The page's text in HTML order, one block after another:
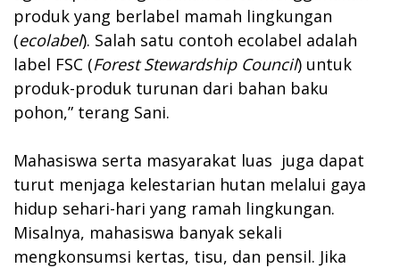
produk yang berlabel mamah lingkungan
(ecolabel). Salah satu contoh ecolabel adalah
label FSC (Forest Stewardship Council) untuk
produk-produk turunan dari bahan baku
pohon,” terang Sani.
Mahasiswa serta masyarakat luas juga dapat
turut menjaga kelestarian hutan melalui gaya
hidup sehari-hari yang ramah lingkungan.
Misalnya, mahasiswa banyak sekali
mengkonsumsi kertas, tisu, dan pensil. Jika